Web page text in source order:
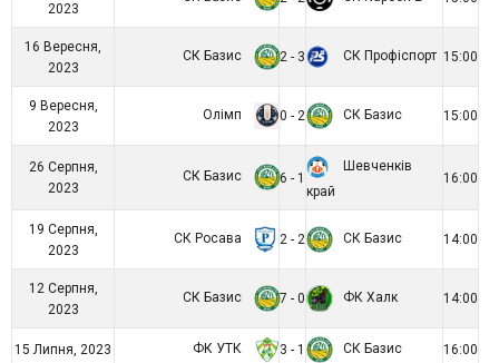
2023
16 Вересня,
2023
СК Базис 2 - 3 СК Профіспорт 15:00
9 Вересня,
2023
Олімп 0 - 2 СК Базис 15:00
26 Серпня,
2023
СК Базис 6 - 1
Шевченків
край
16:00
19 Серпня,
2023
СК Росава 2 - 2 СК Базис 14:00
12 Серпня,
2023
СК Базис 7 - 0 ФК Халк 14:00
15 Липня, 2023 ФК УТК 3 - 1 СК Базис 16:00